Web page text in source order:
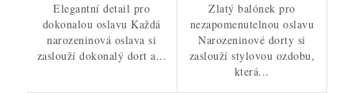
Elegantní detail pro
dokonalou oslavu Každá
narozeninová oslava si
zaslouží dokonalý dort a...
Zlatý balónek pro
nezapomenutelnou oslavu
Narozeninové dorty si
zaslouží stylovou ozdobu,
která...